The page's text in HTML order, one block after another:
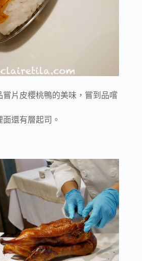
片皮櫻桃鴨的美味，嘗到品嚐
還有層起司。